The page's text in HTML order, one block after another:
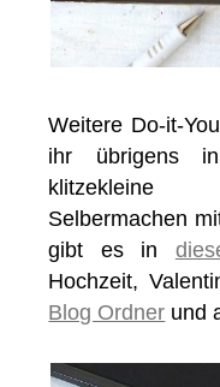
Weitere Do-it-
ihr übrigens
klitzekleine
Selbermachen
gibt es in
Hochzeit,
Blog Ordner und